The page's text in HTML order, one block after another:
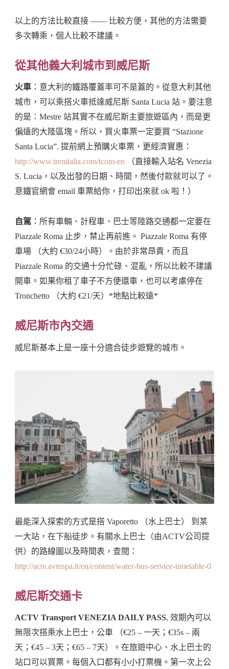
以上的方法比較直接 —— 比較方便，其他的方法需要
多次轉乘，個人比較不建議。
從其他義大利城市到威尼斯
火車 ：意大利的鐵路覆蓋率可不是蓋的。從意大利其他
城市，可以乘搭火車抵達威尼斯 Santa Lucia 站。要注意
的是：Mestre 站其實不在威尼斯主要旅遊區內，而是更
偏遠的大陸區塊。所以，買火車票一定要買 “Stazione
Santa Lucia”. 提前網上預購火車票，更經濟實惠：
http://www.trenitalia.com/tcom-en （直接輸入站名 Venezia
S. Lucia，以及出發的日期、時間，然後付款就可以了。
意鐵官網會 email 車票給你，打印出來就 ok 啦！）
自駕 ：所有車輛、計程車、巴士等陸路交通都一定要在
Piazzale Roma 止步，禁止再前進。 Piazzale Roma 有停
車場 （大約 €30/24小時）。由於非常昂貴，而且
Piazzale Roma 的交通十分忙碌、混亂，所以比較不建議
開車。如果你租了車子不方便還車，也可以考慮停在
Tronchetto （大約 €21/天）*地點比較遠*
威尼斯市內交通
威尼斯基本上是一座十分適合徒步遊覽的城市。
最能深入探索的方式是搭 Vaporetto （水上巴士） 到某
一大站，在下船徒步。有關水上巴士（由ACTV公司提
供）的路線圖以及時間表，查閱：
http://actv.avmspa.it/en/content/water-bus-service-timetable-0
威尼斯交通卡
ACTV Transport VENEZIA DAILY PASS, 效期內可以
無限次搭乘水上巴士，公車 （€25 – 一天；€35s – 兩
天；€45 – 3天；€65 – 7天）。在旅遊中心、水上巴士的
站口可以買票。每個入口都有小小打票機。第一次上公